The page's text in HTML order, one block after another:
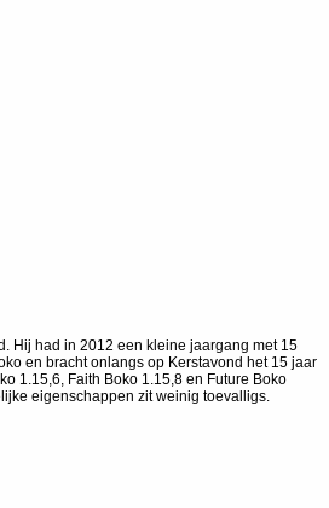
Hij had in 2012 een kleine jaargang met 15
en bracht onlangs op Kerstavond het 15 jaar
1.15,6, Faith Boko 1.15,8 en Future Boko
eigenschappen zit weinig toevalligs.